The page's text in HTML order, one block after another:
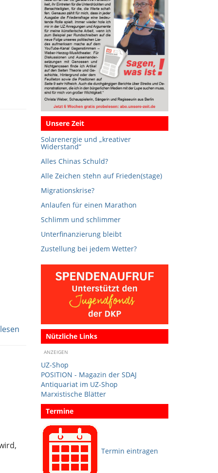
Unsere Zeit
Solarenergie und „kreativer
Widerstand“
Alles Chinas Schuld?
Alle Zeichen stehn auf Frieden(stage)
Migrationskrise?
Anlaufen für einen Marathon
Schlimm und schlimmer
Unterfinanzierung bleibt
Zustellung bei jedem Wetter?
Nützliche Links
ANZEIGEN
UZ-Shop
POSITION - Magazin der SDAJ
Antiquariat im UZ-Shop
Marxistische Blätter
Termine
Termin eintragen